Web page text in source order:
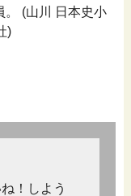
。 (山川 日本史小
)
！しよう